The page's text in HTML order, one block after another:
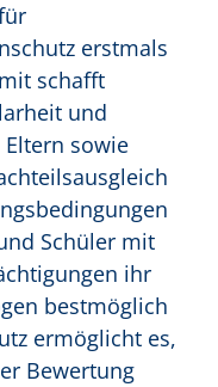
erstmals
schafft
und
sowie
Schüler mit
ihr
bestmöglich
ermöglicht es,
Bewertung